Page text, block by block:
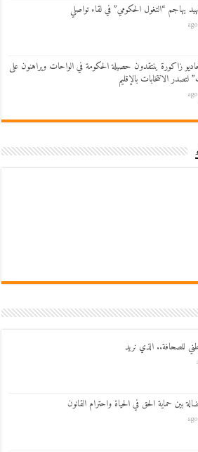
يهاجم “التغول الحكومي” في لقاء تواصلي
زاكورة ينتقدون حصيلة الحكومة في الواحات ويراهنون على
لتصدر الانتخابات بالإقليم
للصحافة.. الذي نريد
بين حماية الحق في الحياة واحترام القانون